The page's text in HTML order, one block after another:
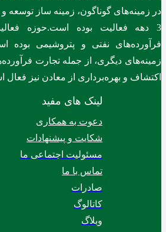
در زمینه‌های گوناگون، زمینه ساز توسعه
3 دهه فعالیت بوده است.حوزه
فرآورده‌های نفتی و پتروشیمی بوده
زمینه‌های دیگری، از جمله تجارت
اکتشاف و بهره‌برداری از معادن نیز فعال
لینک های مفید
دعوت به همکاری
شکایت و پیشنهادات
مسئولیت اجتماعی ما
تماس با ما
صادرات
کاتالوگ
وبلاگ